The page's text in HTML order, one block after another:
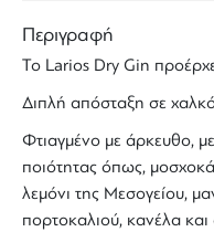
Περιγραφή
Το Larios Dry Gin
Διπλή απόσταξη σε
Φτιαγμένο με άρκευθο,
ποιότητας όπως,
λεμόνι της Μεσογείου,
πορτοκαλιού, κανέλα